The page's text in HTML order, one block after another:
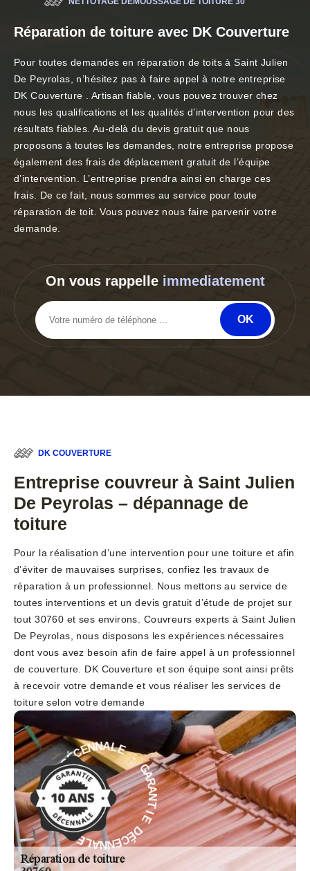
Réparation de toiture avec DK Couverture
Pour toutes demandes en réparation de toits à Saint Julien
De Peyrolas, n’hésitez pas à faire appel à notre entreprise
DK Couverture . Artisan fiable, vous pouvez trouver chez
nous les qualifications et les qualités d’intervention pour des
résultats fiables. Au-delà du devis gratuit que nous
proposons à toutes les demandes, notre entreprise propose
également des frais de déplacement gratuit de l’équipe
d’intervention. L’entreprise prendra ainsi en charge ces
frais. De ce fait, nous sommes au service pour toute
réparation de toit. Vous pouvez nous faire parvenir votre
demande.
On vous rappelle immediatement
DK COUVERTURE
Entreprise couvreur à Saint Julien
De Peyrolas – dépannage de
toiture
Pour la réalisation d’une intervention pour une toiture et afin
d’éviter de mauvaises surprises, confiez les travaux de
réparation à un professionnel. Nous mettons au service de
toutes interventions et un devis gratuit d’étude de projet sur
tout 30760 et ses environs. Couvreurs experts à Saint Julien
De Peyrolas, nous disposons les expériences nécessaires
dont vous avez besoin afin de faire appel à un professionnel
de couverture. DK Couverture et son équipe sont ainsi prêts
à recevoir votre demande et vous réaliser les services de
toiture selon votre demande
G
A
R
A
N
T
I
E
D
É
C
E
N
NALE - GAR
A
N
T
I
E
D
É
C
E
N
N
A
L
E
-